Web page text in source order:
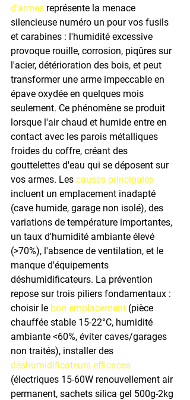
d'armes représente la menace
silencieuse numéro un pour vos fusils
et carabines : l'humidité excessive
provoque rouille, corrosion, piqûres sur
l'acier, détérioration des bois, et peut
transformer une arme impeccable en
épave oxydée en quelques mois
seulement. Ce phénomène se produit
lorsque l'air chaud et humide entre en
contact avec les parois métalliques
froides du coffre, créant des
gouttelettes d'eau qui se déposent sur
vos armes. Les causes principales
incluent un emplacement inadapté
(cave humide, garage non isolé), des
variations de température importantes,
un taux d'humidité ambiante élevé
(>70%), l'absence de ventilation, et le
manque d'équipements
déshumidificateurs. La prévention
repose sur trois piliers fondamentaux :
choisir le bon emplacement (pièce
chauffée stable 15-22°C, humidité
ambiante <60%, éviter caves/garages
non traités), installer des
déshumidificateurs efficaces
(électriques 15-60W renouvellement air
permanent, sachets silica gel 500g-2kg